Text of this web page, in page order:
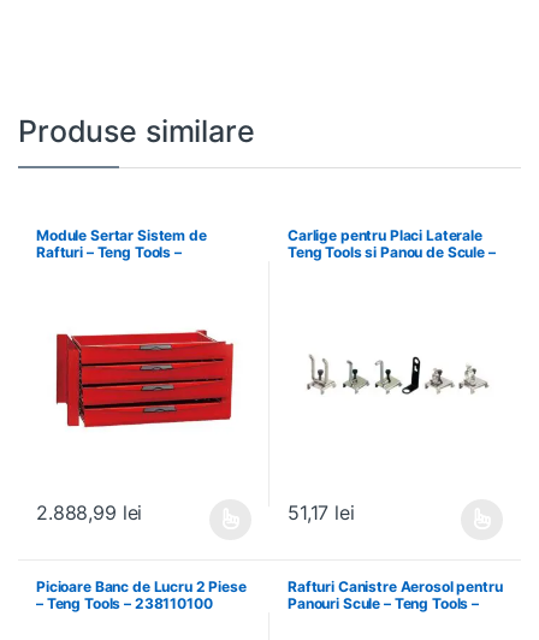
Produse similare
Module Sertar Sistem de
Rafturi – Teng Tools –
2.888,99 lei
Carlige pentru Placi Laterale
Teng Tools si Panou de Scule –
51,17 lei
Picioare Banc de Lucru 2 Piese
– Teng Tools – 238110100
Rafturi Canistre Aerosol pentru
Panouri Scule – Teng Tools –